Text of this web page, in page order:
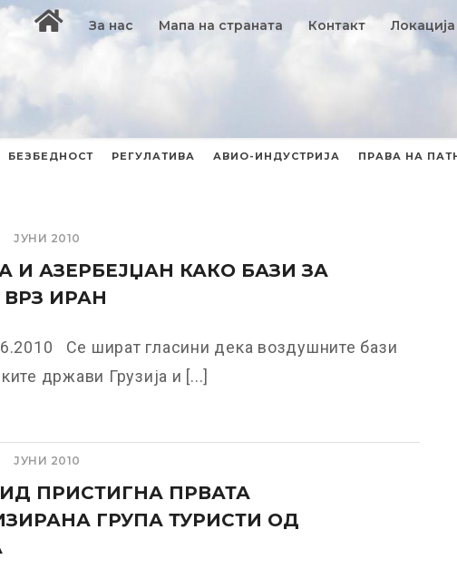
За нас Мапа на страната Контакт Локација
БЕЗБЕДНОСТ РЕГУЛАТИВА АВИО-ИНДУСТРИЈА ПРАВА НА
ЈУНИ 2010
И АЗЕРБЕЈЏАН КАКО БАЗИ ЗА
ИРАН
Се шират гласини дека воздушните бази
држави Грузија и [...]
ЈУНИ 2010
ПРИСТИГНА ПРВАТА
ГРУПА ТУРИСТИ ОД